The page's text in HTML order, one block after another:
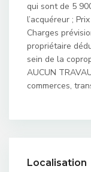
qui sont de 5
l’acquéreur ;
Charges
propriétaire
sein de la
AUCUN
commerces,
Localisation